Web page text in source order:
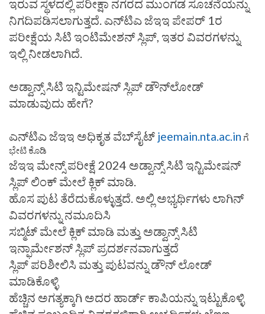
ಇರುವ ಸ್ಥಳದಲ್ಲಿ ಪರೀಕ್ಷಾ ನಗರದ ಮುಂಗಡ ಸೂಚನೆಯನ್ನು
ನಿಗದಿಪಡಿಸಲಾಗುತ್ತದೆ. ಎನ್‌ಟಿಎ ಜೆಇಇ ಪೇಪರ್ 1ರ
ಪರೀಕ್ಷೆಯ ಸಿಟಿ ಇಂಟಿಮೇಶನ್ ಸ್ಲಿಪ್, ಇತರ ವಿವರಗಳನ್ನು
ಇಲ್ಲಿ ನೀಡಲಾಗಿದೆ.
ಅಡ್ವಾನ್ಸ್ ಸಿಟಿ ಇನ್ಟಿಮೇಷನ್ ಸ್ಲಿಪ್ ಡೌನ್‌ಲೋಡ್
ಮಾಡುವುದು ಹೇಗೆ?
ಎನ್‌ಟಿಎ ಜೆಇಇ ಅಧಿಕೃತ ವೆಬ್‌ಸೈಟ್‌ jeemain.nta.ac.in ಗೆ
ಭೇಟಿ ಕೊಡಿ
ಜೆಇಇ ಮೇನ್ಸ್ ಪರೀಕ್ಷೆ 2024 ಅಡ್ವಾನ್ಸ್ ಸಿಟಿ ಇನ್ಟಿಮೇಷನ್
ಸ್ಲಿಪ್ ಲಿಂಕ್ ಮೇಲೆ ಕ್ಲಿಕ್ ಮಾಡಿ.
ಹೊಸ ಪುಟ ತೆರೆದುಕೊಳ್ಳುತ್ತದೆ. ಅಲ್ಲಿ ಅಭ್ಯರ್ಥಿಗಳು ಲಾಗಿನ್
ವಿವರಗಳನ್ನು ನಮೂದಿಸಿ
ಸಬ್ಮಿಟ್ ಮೇಲೆ ಕ್ಲಿಕ್ ಮಾಡಿ ಮತ್ತು ಅಡ್ವಾನ್ಸ್ ಸಿಟಿ
ಇನ್ಫಾರ್ಮೇಶನ್ ಸ್ಲಿಪ್ ಪ್ರದರ್ಶನವಾಗುತ್ತದೆ
ಸ್ಲಿಪ್ ಪರಿಶೀಲಿಸಿ ಮತ್ತು ಪುಟವನ್ನು ಡೌನ್ ಲೋಡ್
ಮಾಡಿಕೊಳ್ಳಿ
ಹೆಚ್ಚಿನ ಅಗತ್ಯಕ್ಕಾಗಿ ಅದರ ಹಾರ್ಡ್ ಕಾಪಿಯನ್ನು ಇಟ್ಟುಕೊಳ್ಳಿ